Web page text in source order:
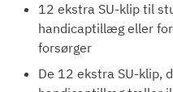
12 ekstra SU-klip til
handicaptillæg eller
forsørger
De 12 ekstra SU-klip,